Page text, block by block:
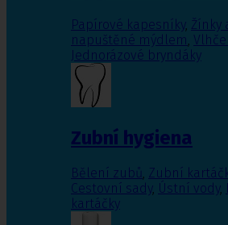
Papírové kapesníky, Žínky
napuštěné mýdlem,
Jednorázové bryndáky
Zubní hygiena
Bělení zubů, Zubní
Cestovní sady, Ústní vody,
kartáčky